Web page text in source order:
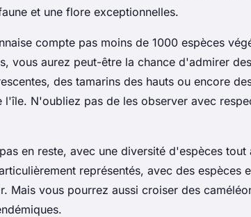
et une flore exceptionnelles.
compte pas moins de 1000 espèces
vous aurez peut-être la chance d'admirer
des tamarins des hauts ou encore
l'île. N'oubliez pas de les observer avec
en reste, avec une diversité d'espèces tout
représentés, avec des espèces
Mais vous pourrez aussi croiser des